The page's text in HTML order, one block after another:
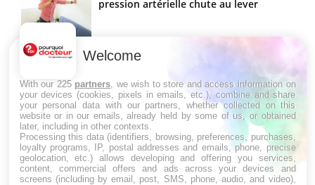
pression artérielle chute au lever
Drépanocytose : une déformation des
globules rouges aux conséquences
Maladie de Charcot (Sclérose latérale
amyotrophique)
Welcome
With our 225 partners , we wish to store and access information on
your devices (cookies, pixels in emails, etc.), combine and share
your personal data with our partners, whether collected on this
website or in our emails, already held by some of us, or obtained
later, including in other contexts.
Processing this data (identifiers, browsing, preferences, purchases,
loyalty programs, IP, postal addresses and emails, phone, precise
geolocation, etc.) allows developing and offering you services,
content, commercial offers and ads across your devices and
screens (including by email, post, SMS, phone, audio, and video),